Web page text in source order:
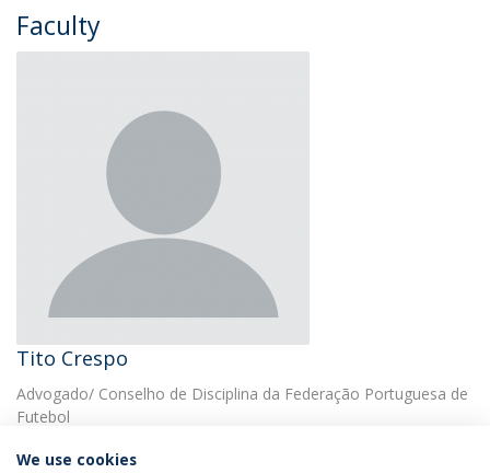
Faculty
Tito Crespo
Advogado/ Conselho de Disciplina da Federação Portuguesa de
Futebol
We use cookies